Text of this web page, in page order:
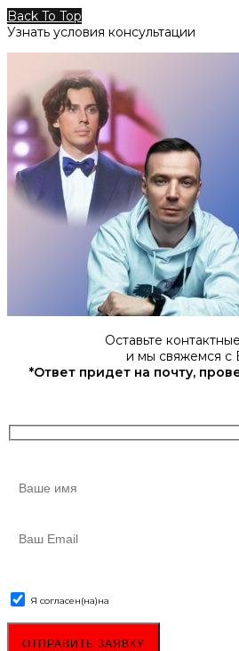
Back To Top
Узнать условия консультации
Оставьте
и мы свяжемся с
*Ответ придет на почту,
Я согласен(на)на